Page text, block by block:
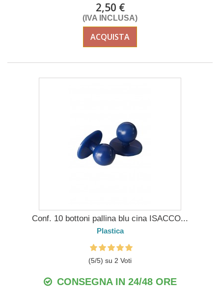
2,50 €
(IVA INCLUSA)
ACQUISTA
Conf. 10 bottoni pallina blu cina ISACCO...
Plastica
(5/5) su 2 Voti
CONSEGNA IN 24/48 ORE